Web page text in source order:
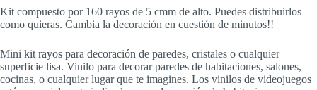
Kit compuesto por 160 rayos de 5 cmm de alto. Puedes distribuirlos
como quieras. Cambia la decoración en cuestión de minutos!!
Mini kit rayos para decoración de paredes, cristales o cualquier
superficie lisa. Vinilo para decorar paredes de habitaciones, salones,
cocinas, o cualquier lugar que te imagines. Los vinilos de videojuegos